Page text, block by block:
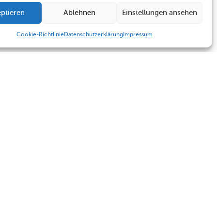
Ablehnen Einstellungen ansehen
Cookie-RichtlinieDatenschutzerklärung Impressum